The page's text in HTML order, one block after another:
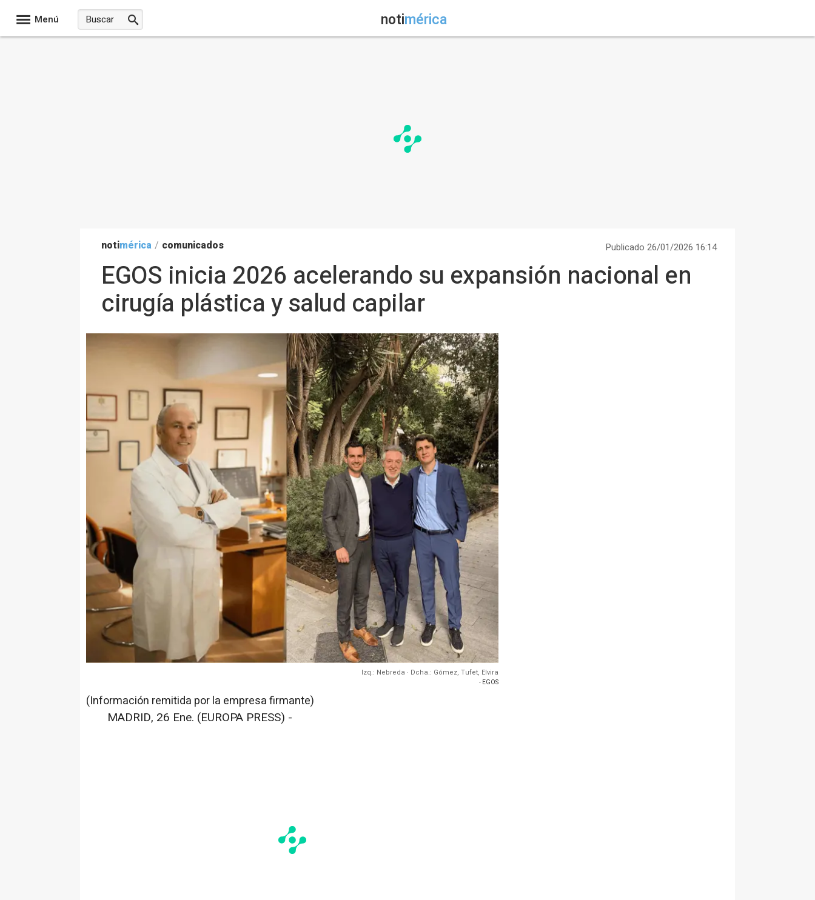
Menú notimérica
notimérica / comunicados Publicado 26/01/2026 16:14
EGOS inicia 2026 acelerando su expansión nacional en
cirugía plástica y salud capilar
Izq.: Nebreda · Dcha.: Gómez, Tufet, Elvira
- EGOS
(Información remitida por la empresa firmante)
MADRID, 26 Ene. (EUROPA PRESS) -